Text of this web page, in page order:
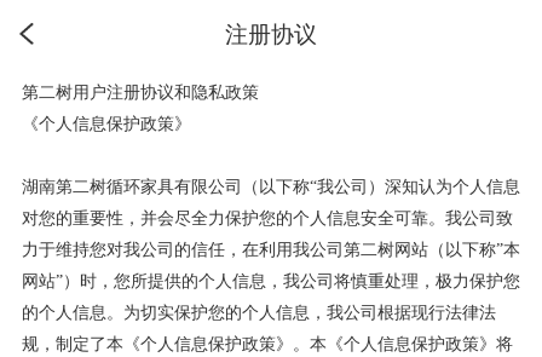
注册协议
第二树用户注册协议和隐私政策
《个人信息保护政策》
湖南第二树循环家具有限公司（以下称“我公司）深知认为个人信息
对您的重要性，并会尽全力保护您的个人信息安全可靠。我公司致
力于维持您对我公司的信任，在利用我公司第二树网站（以下称”本
网站”）时，您所提供的个人信息，我公司将慎重处理，极力保护您
的个人信息。为切实保护您的个人信息，我公司根据现行法律法
规，制定了本《个人信息保护政策》。本《个人信息保护政策》将